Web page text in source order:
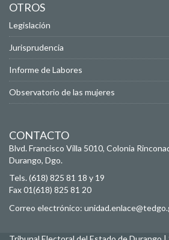
OTROS
Legislación
Jurisprudencia
Informe de Labores
Observatorio de las mujeres
CONTACTO
Blvd. Francisco Villa 5010, Colonia
Durango, Dgo.
Tels. (618) 825 81 18 y 19
Fax 01(618) 825 81 20
Correo electrónico: